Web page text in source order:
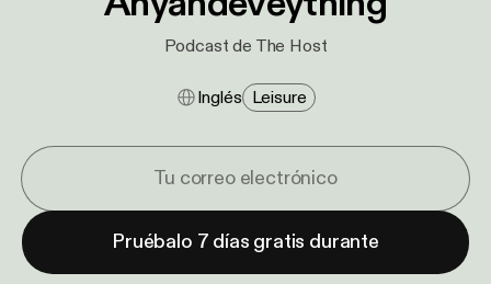
Podcast de The Host
Inglés Leisure
Pruébalo 7 días gratis durante